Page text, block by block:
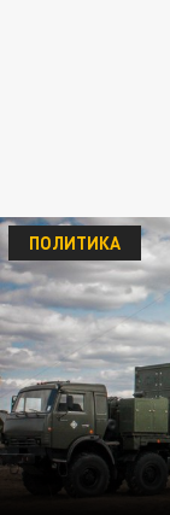
ПОЛИТИКА